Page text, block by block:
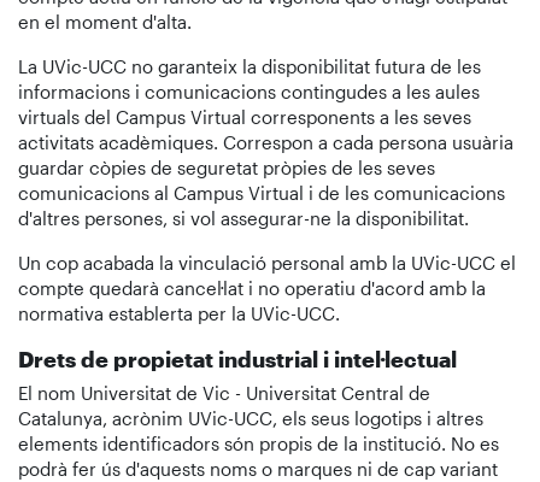
en el moment d'alta.
La UVic-UCC no garanteix la disponibilitat futura de les
informacions i comunicacions contingudes a les aules
virtuals del Campus Virtual corresponents a les seves
activitats acadèmiques. Correspon a cada persona usuària
guardar còpies de seguretat pròpies de les seves
comunicacions al Campus Virtual i de les comunicacions
d'altres persones, si vol assegurar-ne la disponibilitat.
Un cop acabada la vinculació personal amb la UVic-UCC el
compte quedarà cancel·lat i no operatiu d'acord amb la
normativa establerta per la UVic-UCC.
Drets de propietat industrial i intel·lectual
El nom Universitat de Vic - Universitat Central de
Catalunya, acrònim UVic-UCC, els seus logotips i altres
elements identificadors són propis de la institució. No es
podrà fer ús d'aquests noms o marques ni de cap variant